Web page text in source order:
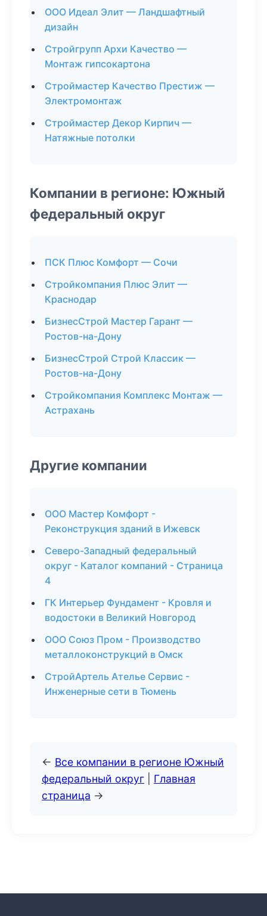
ООО Идеал Элит — Ландшафтный
дизайн
Стройгрупп Архи Качество —
Монтаж гипсокартона
Строймастер Качество Престиж —
Электромонтаж
Строймастер Декор Кирпич —
Натяжные потолки
Компании в регионе: Южный
федеральный округ
ПСК Плюс Комфорт — Сочи
Стройкомпания Плюс Элит —
Краснодар
БизнесСтрой Мастер Гарант —
Ростов-на-Дону
БизнесСтрой Строй Классик —
Ростов-на-Дону
Стройкомпания Комплекс Монтаж —
Астрахань
Другие компании
ООО Мастер Комфорт -
Реконструкция зданий в Ижевск
Северо-Западный федеральный
округ - Каталог компаний - Страница
4
ГК Интерьер Фундамент - Кровля и
водостоки в Великий Новгород
ООО Союз Пром - Производство
металлоконструкций в Омск
СтройАртель Ателье Сервис -
Инженерные сети в Тюмень
← Все компании в регионе Южный
федеральный округ
Главная
страница →